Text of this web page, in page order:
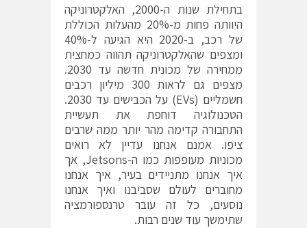
בתחילת שנות ה-2000, האלקטרוניקה
היוותה פחות מ-20% מהעלות הכוללת
של רכב, ב-2020 היא הגיעה ל-40%
ומצפים שהאלקטרוניקה תהווה כמחצית
ממחירה של מכונית חדשה עד 2030.
מצפים גם לראות 300 מיליון רכבים
חשמליים (EVs) על הכבישים עד 2030.
הטכנולוגיה דוחפת את תעשיית
התחבורה קדימה מהר יותר ממה שרבים
ציפו. אמנם אנחנו עדיין לא רואים
מכוניות מעופפות כמו ה-Jetsons, אך
איך אנחנו מתניידים בעיר, איך אנחנו
מחוברים לעולם שסביבנו ואיך אנחנו
נוסעים, כל זה עובר טרנספורמציה
שתימשך עוד שנים רבות.